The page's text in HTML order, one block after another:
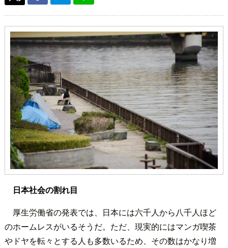
日本社会の割れ目
厚生労働省の発表では、日本には六千人から八千人ほど
のホームレスがいるそうだ。ただ、現実的にはマンガ喫茶
やドヤを転々とする人も多数いるため、その数はかなり増